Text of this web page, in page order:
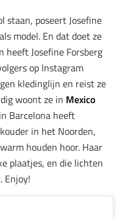
staan, poseert Josefine
model. En dat doet ze
heeft Josefine Forsberg
op Instagram
kledinglijn en reist ze
woont ze in Mexico
Barcelona heeft
in het Noorden,
houden hoor. Haar
plaatjes, en die lichten
Enjoy!